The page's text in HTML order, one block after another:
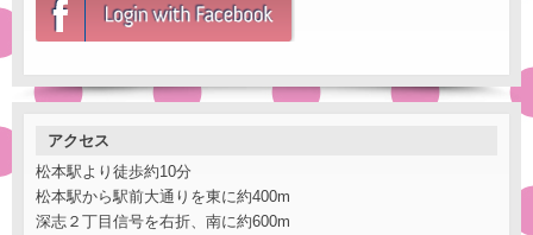
アクセス
松本駅より徒歩約10分
松本駅から駅前大通りを東に約400m
深志２丁目信号を右折、南に約600m